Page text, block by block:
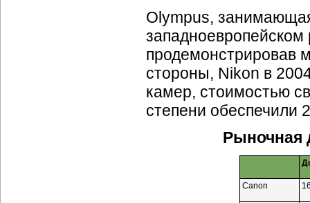
Olympus,
продемонстрировав
стороны, Nikon в
камер, стоимостью
степени обеспечили
Рыночная
Canon